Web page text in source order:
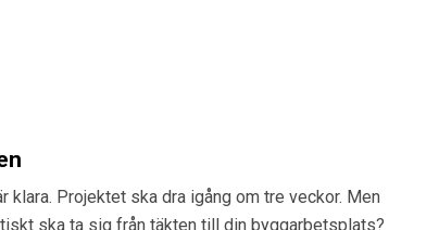
klara. Projektet ska dra igång om tre veckor. Men
ska ta sig från täkten till din byggarbetsplats?